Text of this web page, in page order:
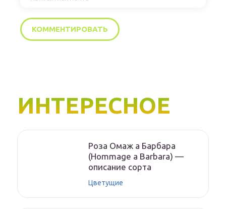
ИНТЕРЕСНОЕ
Роза Омаж а Барбара
(Hommage a Barbara) —
описание сорта
Цветущие